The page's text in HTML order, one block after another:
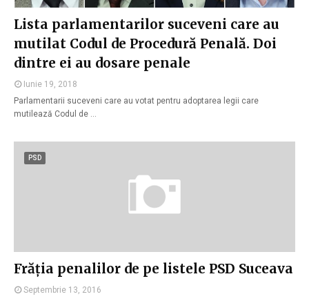
Lista parlamentarilor suceveni care au
mutilat Codul de Procedură Penală. Doi
dintre ei au dosare penale
Iunie 19, 2018
Parlamentarii suceveni care au votat pentru adoptarea legii care
mutilează Codul de …
PSD
Frăția penalilor de pe listele PSD Suceava
Septembrie 13, 2016